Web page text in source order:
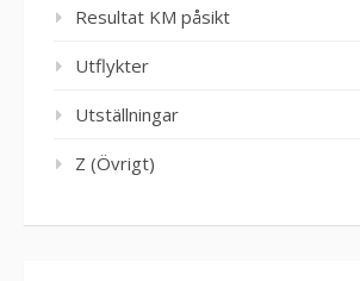
Resultat KM påsikt
Utflykter
Utställningar
Z (Övrigt)